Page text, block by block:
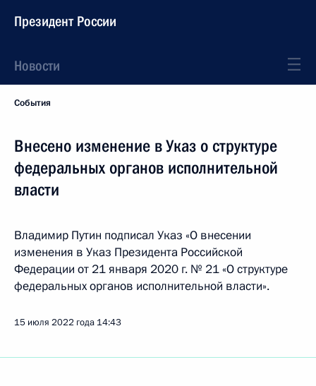
Президент России
Новости
События
Внесено изменение в Указ о структуре
федеральных органов исполнительной
власти
Владимир Путин подписал Указ «О внесении
изменения в Указ Президента Российской
Федерации от 21 января 2020 г. № 21 «О структуре
федеральных органов исполнительной власти».
15 июля 2022 года 14:43